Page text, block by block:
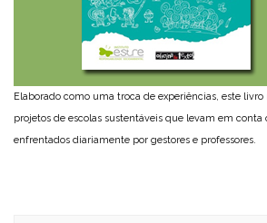
Elaborado como uma troca de experiências, este livro
projetos de escolas sustentáveis que levam em conta
enfrentados diariamente por gestores e professores.